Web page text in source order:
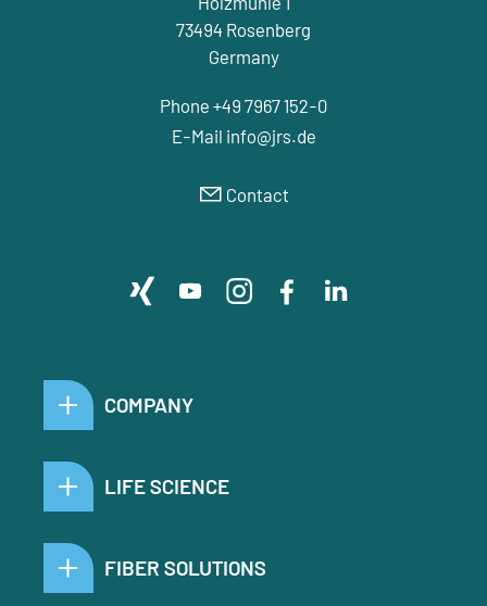
73494 Rosenberg
Germany
Phone +49 7967 152-0
E-Mail nf jrs d
Contact
COMPANY
LIFE SCIENCE
FIBER SOLUTIONS